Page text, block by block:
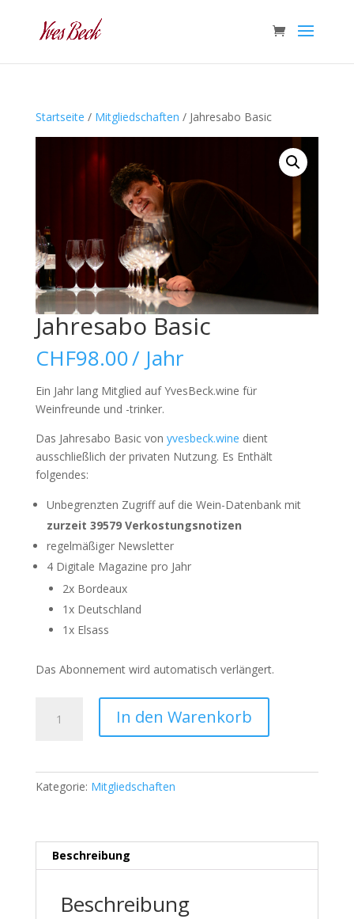
Startseite / Mitgliedschaften / Jahresabo Basic
Jahresabo Basic
CHF98.00/ Jahr
Ein Jahr lang Mitglied auf YvesBeck.wine für
Weinfreunde und -trinker.
Das Jahresabo Basic von yvesbeck.wine dient
ausschließlich der privaten Nutzung. Es Enthält
folgendes:
Unbegrenzten Zugriff auf die Wein-Datenbank mit
zurzeit 39579 Verkostungsnotizen
regelmäßiger Newsletter
4 Digitale Magazine pro Jahr
2x Bordeaux
1x Deutschland
1x Elsass
Das Abonnement wird automatisch verlängert.
Basic
In den Warenkorb
v
Kategorie: Mitgliedschaften
Beschreibung
Beschreibung